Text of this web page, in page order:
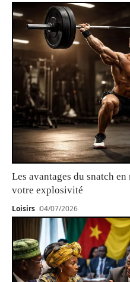
Les avantages du snatch
votre explosivité
Loisirs 04/07/2026